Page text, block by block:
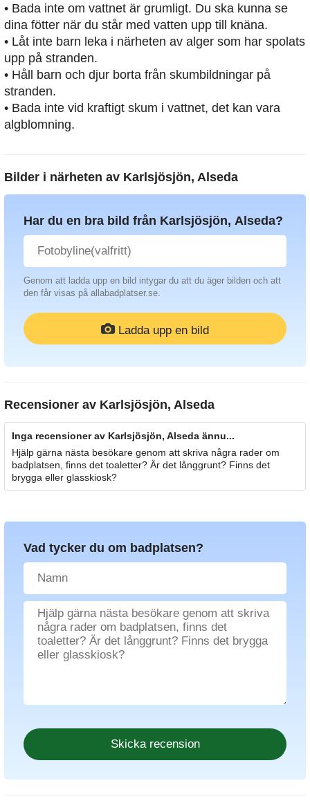
• Bada inte om vattnet är grumligt. Du ska kunna se
dina fötter när du står med vatten upp till knäna.
• Låt inte barn leka i närheten av alger som har spolats
upp på stranden.
• Håll barn och djur borta från skumbildningar på
stranden.
• Bada inte vid kraftigt skum i vattnet, det kan vara
algblomning.
Bilder i närheten av Karlsjösjön, Alseda
Har du en bra bild från Karlsjösjön, Alseda?
Genom att ladda upp en bild intygar du att du äger bilden och att
den får visas på allabadplatser.se.
Ladda upp en bild
Recensioner av Karlsjösjön, Alseda
Inga recensioner av Karlsjösjön, Alseda ännu...
Hjälp gärna nästa besökare genom att skriva några rader om
badplatsen, finns det toaletter? Är det långgrunt? Finns det
brygga eller glasskiosk?
Vad tycker du om badplatsen?